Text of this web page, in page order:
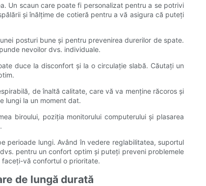
Un scaun care poate fi personalizat pentru a se potrivi
și înălțime de cotieră pentru a vă asigura că puteți
posturi bune și pentru prevenirea durerilor de spate.
nevoilor dvs. individuale.
duce la disconfort și la o circulație slabă. Căutați un
de înaltă calitate, care vă va menține răcoros și
lungi la un moment dat.
biroului, poziția monitorului computerului și plasarea
perioade lungi. Având în vedere reglabilitatea, suportul
pentru un confort optim și puteți preveni problemele
faceți-vă confortul o prioritate.
de lungă durată